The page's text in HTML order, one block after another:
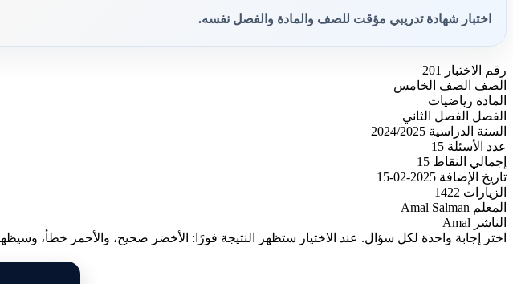
اختبار شهادة تدريبي مؤقت للصف والمادة والفصل نفسه.
رقم الاختبار
201
الصف الصف الخامس
المادة رياضيات
الفصل الفصل الثاني
السنة الدراسية 2024/2025
عدد الأسئلة 15
إجمالي النقاط 15
تاريخ الإضافة 2025-02-15
الزيارات 1422
المعلم Amal Salman
الناشر Amal
اختر إجابة واحدة لكل سؤال. عند الاختيار ستظهر النتيجة فورًا: الأخضر صحيح، والأحمر خطأ،